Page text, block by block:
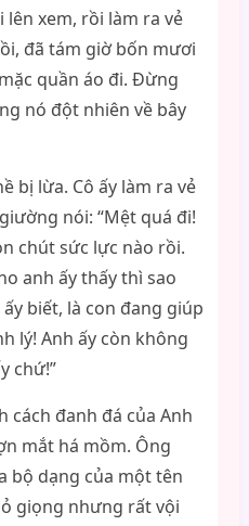
xem, rồi làm ra vẻ
đã tám giờ bốn mươi
quần áo đi. Đừng
nó đột nhiên về bây
bị lừa. Cô ấy làm ra vẻ
nói: “Mệt quá đi!
chút sức lực nào rồi.
anh ấy thấy thì sao
biết, là con đang giúp
lý! Anh ấy còn không
chứ!”
cách đanh đá của Anh
mắt há mồm. Ông
bộ dạng của một tên
giọng nhưng rất vội